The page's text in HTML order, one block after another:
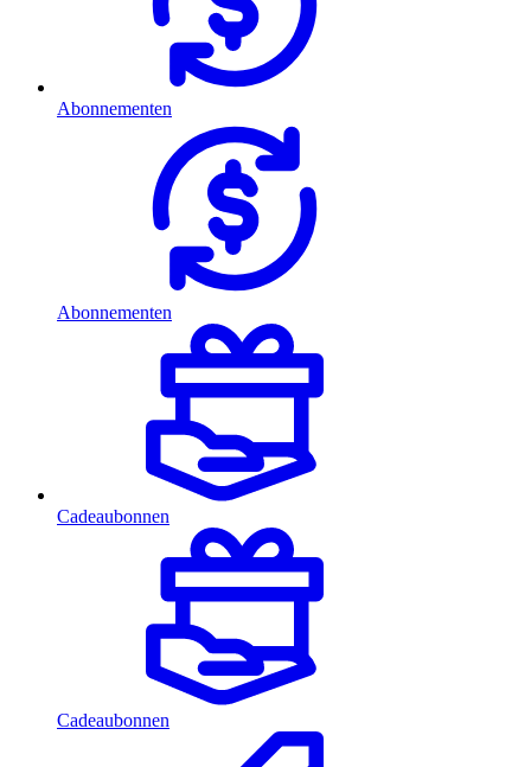
Abonnementen
Abonnementen
Cadeaubonnen
Cadeaubonnen